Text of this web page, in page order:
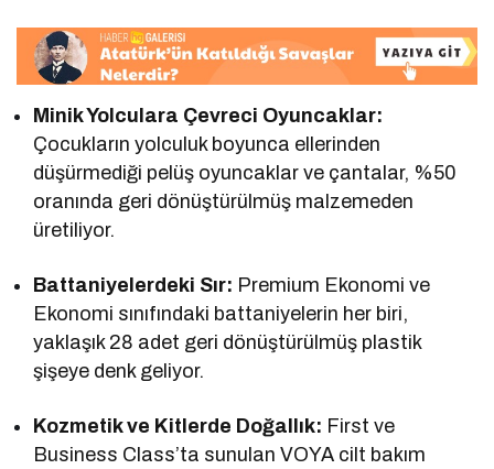
Minik Yolculara Çevreci Oyuncaklar:
Çocukların yolculuk boyunca ellerinden
düşürmediği pelüş oyuncaklar ve çantalar, %50
oranında geri dönüştürülmüş malzemeden
üretiliyor.
Battaniyelerdeki Sır: Premium Ekonomi ve
Ekonomi sınıfındaki battaniyelerin her biri,
yaklaşık 28 adet geri dönüştürülmüş plastik
şişeye denk geliyor.
Kozmetik ve Kitlerde Doğallık: First ve
Business Class’ta sunulan VOYA cilt bakım